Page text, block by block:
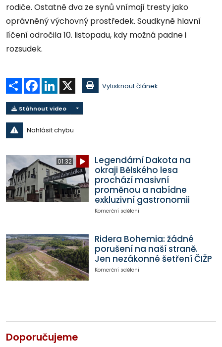
rodiče. Ostatně dva ze synů vnímají tresty jako
oprávněný výchovný prostředek. Soudkyně hlavní
líčení odročila 10. listopadu, kdy možná padne i
rozsudek.
Sdílet Facebook
LinkedIn Vytisknout článek
Stáhnout video
Nahlásit chybu
01:32
Legendární Dakota na
okraji Bělského lesa
prochází masivní
proměnou a nabídne
exkluzivní gastronomii
Komerční sdělení
Ridera Bohemia: žádné
porušení na naší straně.
Jen nezákonné šetření ČIŽP
Komerční sdělení
Doporučujeme